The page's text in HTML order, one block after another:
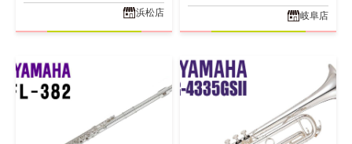
浜松店
岐阜店